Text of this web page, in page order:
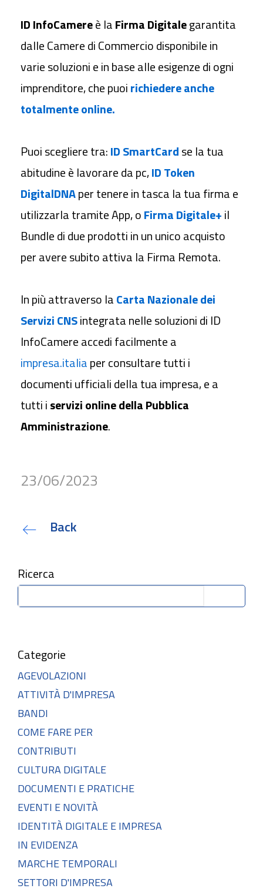
ID InfoCamereè laFirma Digitalegarantita
dalle Camere di Commercio disponibile in
varie soluzioni e in base alle esigenze di ogni
imprenditore, che puoirichiedere anche
totalmente online.
Puoi scegliere tra:ID SmartCardse la tua
abitudine è lavorare da pc,ID Token
DigitalDNAper tenere in tasca la tua firma e
utilizzarla tramite App, oFirma Digitale+il
Bundle di due prodotti in un unico acquisto
per avere subito attiva la Firma Remota.
In più attraverso laCarta Nazionale dei
Servizi CNSintegrata nelle soluzioni di ID
InfoCamere accedi facilmente a
impresa.italiaper consultare tutti i
documenti ufficiali della tua impresa, e a
tutti iservizi online della Pubblica
Amministrazione.
23/06/2023
Back
Ricerca
Categorie
AGEVOLAZIONI
ATTIVITÀ D'IMPRESA
BANDI
COME FARE PER
CONTRIBUTI
CULTURA DIGITALE
DOCUMENTI E PRATICHE
EVENTI E NOVITÀ
IDENTITÀ DIGITALE E IMPRESA
IN EVIDENZA
MARCHE TEMPORALI
SETTORI D'IMPRESA